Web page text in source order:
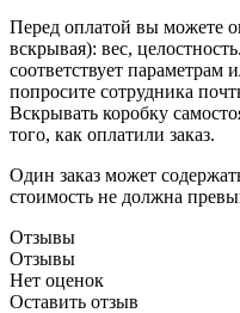
Перед оплатой вы можете
вскрывая): вес,
соответствует параметрам
попросите сотрудника
Вскрывать коробку
того, как оплатили заказ.
Один заказ может
стоимость не должна
Отзывы
Отзывы
Нет оценок
Оставить отзыв